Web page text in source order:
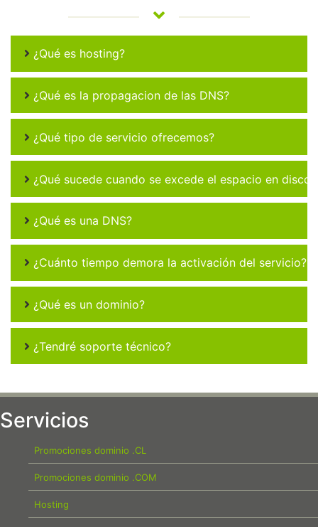
¿Qué es hosting?
¿Qué es la propagacion de las DNS?
¿Qué tipo de servicio ofrecemos?
¿Qué sucede cuando se excede el espacio en disco
¿Qué es una DNS?
¿Cuánto tiempo demora la activación del servicio?
¿Qué es un dominio?
¿Tendré soporte técnico?
Servicios
Promociones dominio .CL
Promociones dominio .COM
Hosting